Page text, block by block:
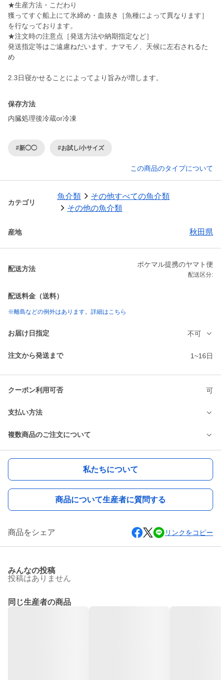
★生産方法・こだわり
獲ってすぐ船上にて氷締め・血抜き［魚種によって異なります］
を行なっております。
★注文時の注意点［発送方法や納期指定など］
発送指定等はご遠慮ねだいます。ナマモノ、天候に左右されるた
め
保存方法
内臓処理後冷蔵or冷凍
#新◯◯ #お試し/小サイズ
この商品のタイプについて
カテゴリ
魚介類
その他すべての魚介類
その他の魚介類
産地 秋田県
配送方法
ポケマル提携のヤマト便
配送区分:
配送料金（送料）
※離島などの例外はあります。詳細はこちら
お届け日指定 不可
注文から発送まで 1~16日
クーポン利用可否 可
支払い方法
複数商品のご注文について
私たちについて
商品について生産者に質問する
商品をシェア リンクをコピー
みんなの投稿
投稿はありません
同じ生産者の商品